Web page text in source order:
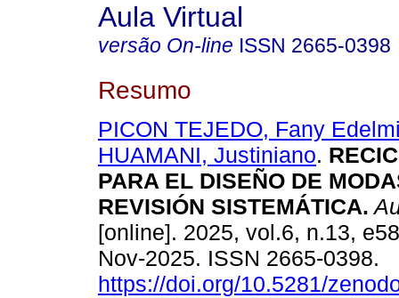
Aula Virtual
versão On-line ISSN 2665-0398
Resumo
PICON TEJEDO, Fany
HUAMANI, Justiniano.
PARA EL DISEÑO DE
REVISIÓN SISTEMÁTICA.
[online]. 2025, vol.6, n.13,
Nov-2025. ISSN 2665-0398.
https://doi.org/10.5281/